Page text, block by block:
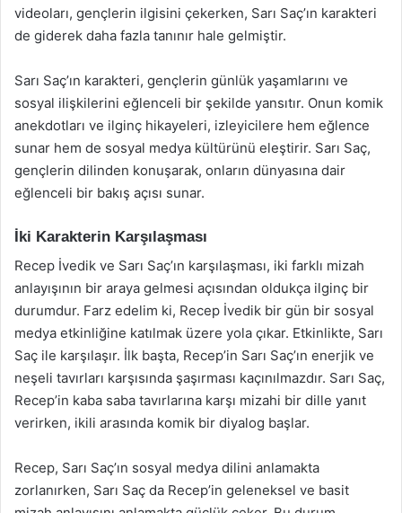
videoları, gençlerin ilgisini çekerken, Sarı Saç’ın karakteri
de giderek daha fazla tanınır hale gelmiştir.
Sarı Saç’ın karakteri, gençlerin günlük yaşamlarını ve
sosyal ilişkilerini eğlenceli bir şekilde yansıtır. Onun komik
anekdotları ve ilginç hikayeleri, izleyicilere hem eğlence
sunar hem de sosyal medya kültürünü eleştirir. Sarı Saç,
gençlerin dilinden konuşarak, onların dünyasına dair
eğlenceli bir bakış açısı sunar.
İki Karakterin Karşılaşması
Recep İvedik ve Sarı Saç’ın karşılaşması, iki farklı mizah
anlayışının bir araya gelmesi açısından oldukça ilginç bir
durumdur. Farz edelim ki, Recep İvedik bir gün bir sosyal
medya etkinliğine katılmak üzere yola çıkar. Etkinlikte, Sarı
Saç ile karşılaşır. İlk başta, Recep’in Sarı Saç’ın enerjik ve
neşeli tavırları karşısında şaşırması kaçınılmazdır. Sarı Saç,
Recep’in kaba saba tavırlarına karşı mizahi bir dille yanıt
verirken, ikili arasında komik bir diyalog başlar.
Recep, Sarı Saç’ın sosyal medya dilini anlamakta
zorlanırken, Sarı Saç da Recep’in geleneksel ve basit